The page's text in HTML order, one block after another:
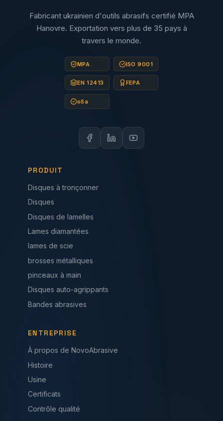
Fabricant ukrainien d'outils abrasifs certifié MPA
Hanovre. Exportation vers plus de 35 pays à
travers le monde.
MPA ISO 9001
EN 12413 FEPA
oSa
PRODUIT
Disques à tronçonner
Disques
Disques de lamelles
Lames diamantées
lames de scie
brosses métalliques
pinceaux à main
Disques auto-agrippants
Bandes abrasives
ENTREPRISE
À propos de NovoAbrasive
Histoire
Usine
Certificats
Contrôle qualité